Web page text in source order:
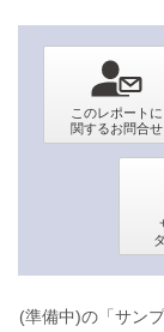
(準備中)の「サン